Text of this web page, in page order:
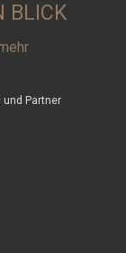
BLICK